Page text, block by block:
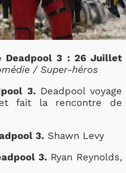
Deadpool 3 : 26 Juillet
/ Super-héros
3. Deadpool voyage
fait la rencontre de
3. Shawn Levy
3. Ryan Reynolds,